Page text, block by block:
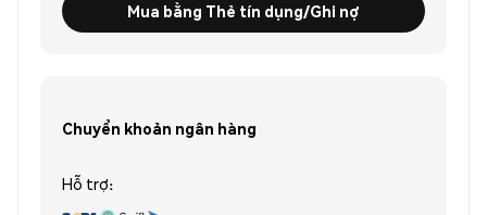
Mua bằng Thẻ tín dụng/Ghi nợ
Chuyển khoản ngân hàng
Hỗ trợ: